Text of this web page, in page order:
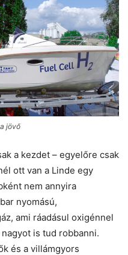
jövő
a kezdet – egyelőre csak
ott van a Linde egy
nem annyira
nyomású,
ami ráadásul oxigénnel
is tud robbanni.
és a villámgyors